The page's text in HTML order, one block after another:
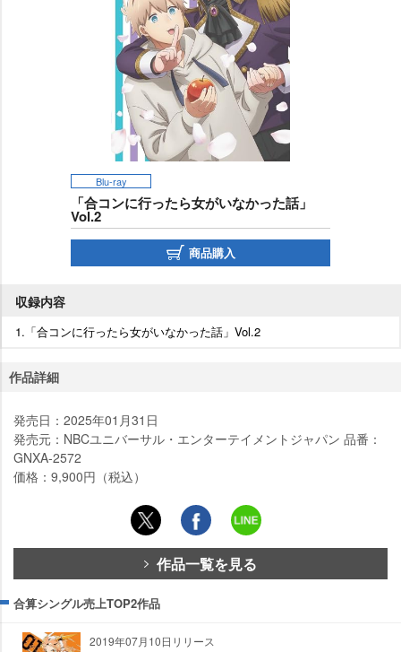
Blu-ray
「合コンに行ったら女がいなかった話」
Vol.2
商品購入
収録内容
1.「合コンに行ったら女がいなかった話」Vol.2
作品詳細
発売日：2025年01月31日
発売元：NBCユニバーサル・エンターテイメントジャパン 品番：
GNXA-2572
価格：9,900円（税込）
作品一覧を見る
合算シングル売上TOP2作品
2019年07月10日リリース